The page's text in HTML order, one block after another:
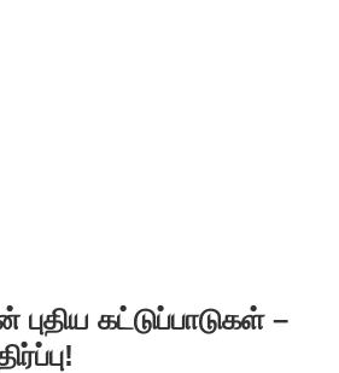
புதிய கட்டுப்பாடுகள் –